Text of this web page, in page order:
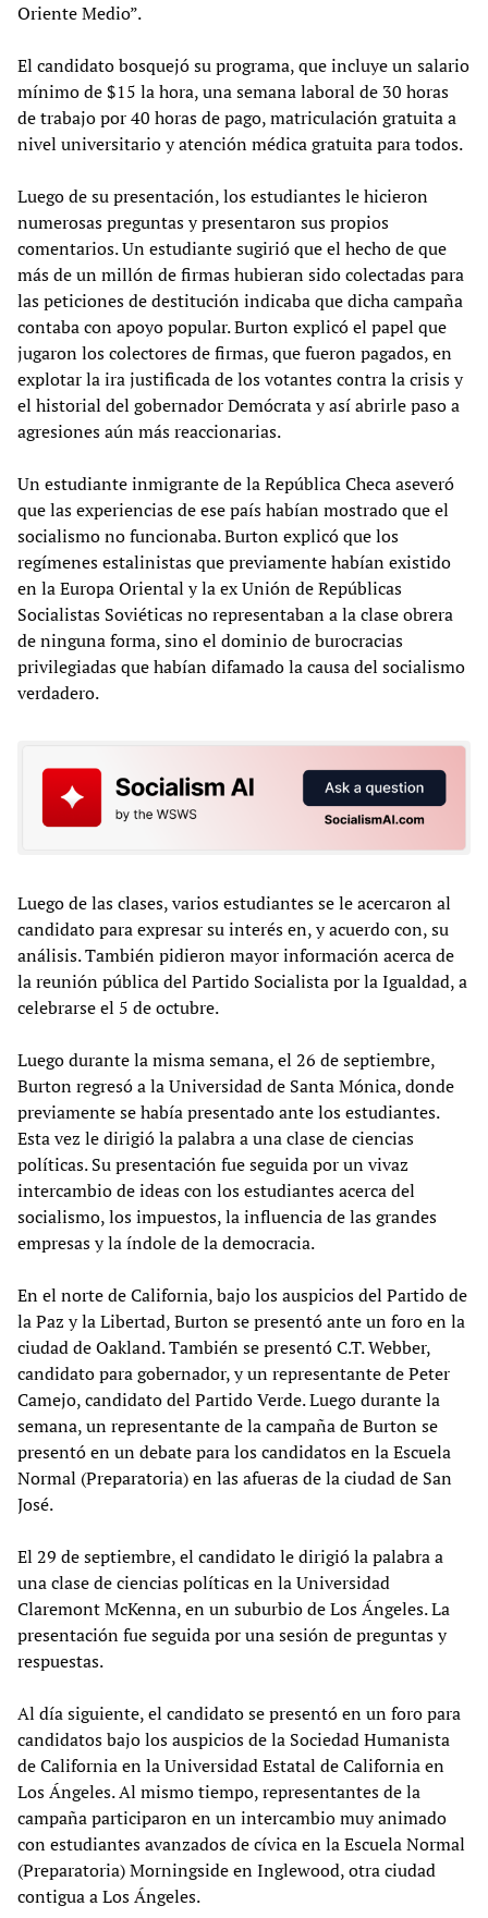
Oriente Medio”.
El candidato bosquejó su programa, que incluye un salario
mínimo de $15 la hora, una semana laboral de 30 horas
de trabajo por 40 horas de pago, matriculación gratuita a
nivel universitario y atención médica gratuita para todos.
Luego de su presentación, los estudiantes le hicieron
numerosas preguntas y presentaron sus propios
comentarios. Un estudiante sugirió que el hecho de que
más de un millón de firmas hubieran sido colectadas para
las peticiones de destitución indicaba que dicha campaña
contaba con apoyo popular. Burton explicó el papel que
jugaron los colectores de firmas, que fueron pagados, en
explotar la ira justificada de los votantes contra la crisis y
el historial del gobernador Demócrata y así abrirle paso a
agresiones aún más reaccionarias.
Un estudiante inmigrante de la República Checa aseveró
que las experiencias de ese país habían mostrado que el
socialismo no funcionaba. Burton explicó que los
regímenes estalinistas que previamente habían existido
en la Europa Oriental y la ex Unión de Repúblicas
Socialistas Soviéticas no representaban a la clase obrera
de ninguna forma, sino el dominio de burocracias
privilegiadas que habían difamado la causa del socialismo
verdadero.
Luego de las clases, varios estudiantes se le acercaron al
candidato para expresar su interés en, y acuerdo con, su
análisis. También pidieron mayor información acerca de
la reunión pública del Partido Socialista por la Igualdad, a
celebrarse el 5 de octubre.
Luego durante la misma semana, el 26 de septiembre,
Burton regresó a la Universidad de Santa Mónica, donde
previamente se había presentado ante los estudiantes.
Esta vez le dirigió la palabra a una clase de ciencias
políticas. Su presentación fue seguida por un vivaz
intercambio de ideas con los estudiantes acerca del
socialismo, los impuestos, la influencia de las grandes
empresas y la índole de la democracia.
En el norte de California, bajo los auspicios del Partido de
la Paz y la Libertad, Burton se presentó ante un foro en la
ciudad de Oakland. También se presentó C.T. Webber,
candidato para gobernador, y un representante de Peter
Camejo, candidato del Partido Verde. Luego durante la
semana, un representante de la campaña de Burton se
presentó en un debate para los candidatos en la Escuela
Normal (Preparatoria) en las afueras de la ciudad de San
José.
El 29 de septiembre, el candidato le dirigió la palabra a
una clase de ciencias políticas en la Universidad
Claremont McKenna, en un suburbio de Los Ángeles. La
presentación fue seguida por una sesión de preguntas y
respuestas.
Al día siguiente, el candidato se presentó en un foro para
candidatos bajo los auspicios de la Sociedad Humanista
de California en la Universidad Estatal de California en
Los Ángeles. Al mismo tiempo, representantes de la
campaña participaron en un intercambio muy animado
con estudiantes avanzados de cívica en la Escuela Normal
(Preparatoria) Morningside en Inglewood, otra ciudad
contigua a Los Ángeles.